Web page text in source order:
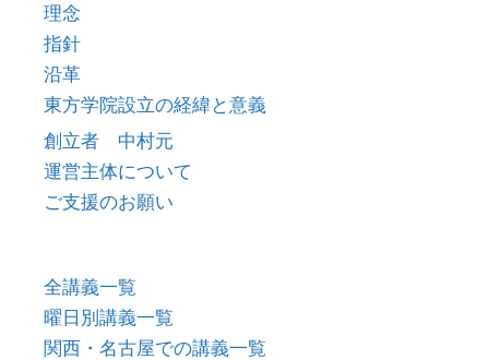
理念
指針
沿革
東方学院設立の経緯と意義
創立者 中村元
運営主体について
ご支援のお願い
全講義一覧
曜日別講義一覧
関西・名古屋での講義一覧